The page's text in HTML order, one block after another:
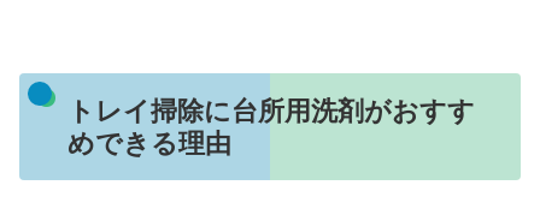
トレイ掃除に台所用洗剤がおすす
めできる理由